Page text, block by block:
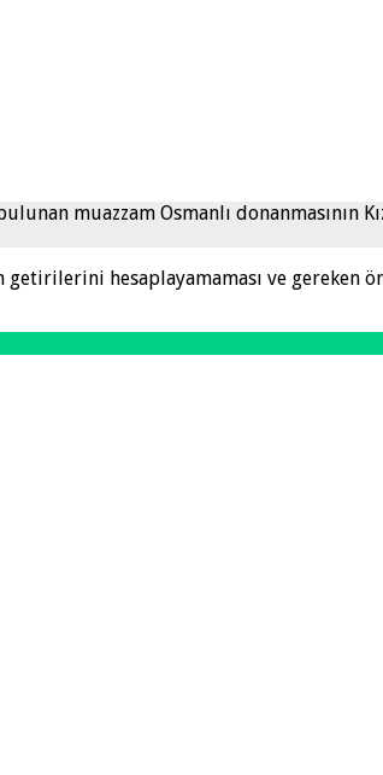
muazzam Osmanlı donanmasının
getirilerini hesaplayamaması ve gereken